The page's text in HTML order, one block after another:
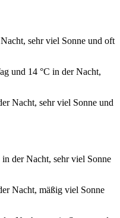
sehr viel Sonne und oft
und 14 °C in der Nacht,
Nacht, sehr viel Sonne und
der Nacht, sehr viel Sonne
Nacht, mäßig viel Sonne